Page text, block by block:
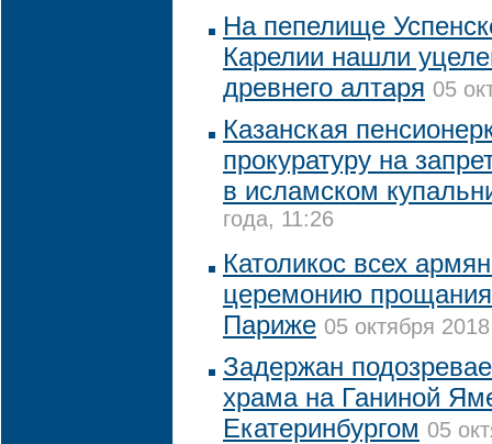
На пепелище
Карелии нашли
древнего алтаря 05
Казанская
прокуратуру на
в исламском
года, 11:26
Католикос всех
церемонию
Париже 05 октября
Задержан
храма на Ганиной
Екатеринбургом 05